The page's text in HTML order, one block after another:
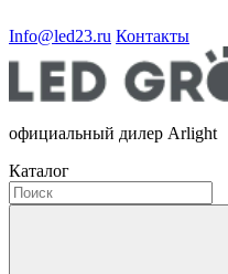
Info@led23.ru Контакты
официальный дилер Arlight
Каталог